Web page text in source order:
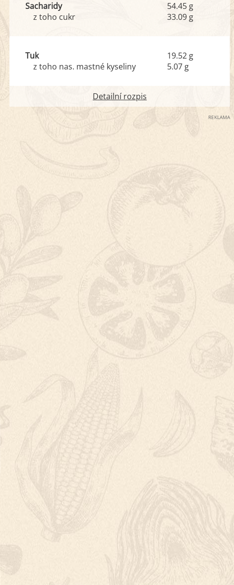
Sacharidy
z toho cukr
54.45 g
33.09 g
Tuk
z toho nas. mastné kyseliny
19.52 g
5.07 g
Detailní rozpis
REKLAMA